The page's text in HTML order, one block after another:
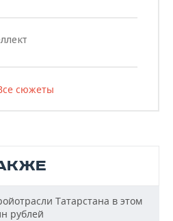
сюжеты
Татарстана в этом
рублей